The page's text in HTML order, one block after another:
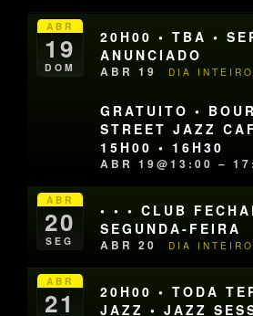
ABR
19
DOM
20H00 • TBA •
ANUNCIADO
ABR 19 DIA INTEIRO
GRATUITO •
STREET JAZZ
15H00 • 16H30
ABR 19@13:00 –
ABR
20
SEG
• • • CLUB
SEGUNDA-FEIRA
ABR 20 DIA INTEIRO
ABR
21
20H00 • TODA
JAZZ • JAZZ